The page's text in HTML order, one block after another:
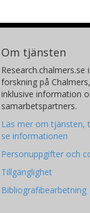
Om tjänsten
forskning på
inklusive information
samarbetspartners.
Läs mer om tjänsten,
se informationen
Personuppgifter och
Tillgänglighet
Bibliografibearbetning